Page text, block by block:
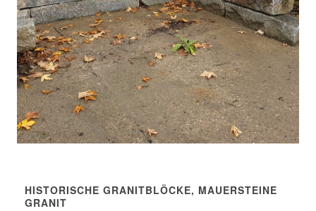
HISTORISCHE GRANITBLÖCKE, MAUERSTEINE
GRANIT